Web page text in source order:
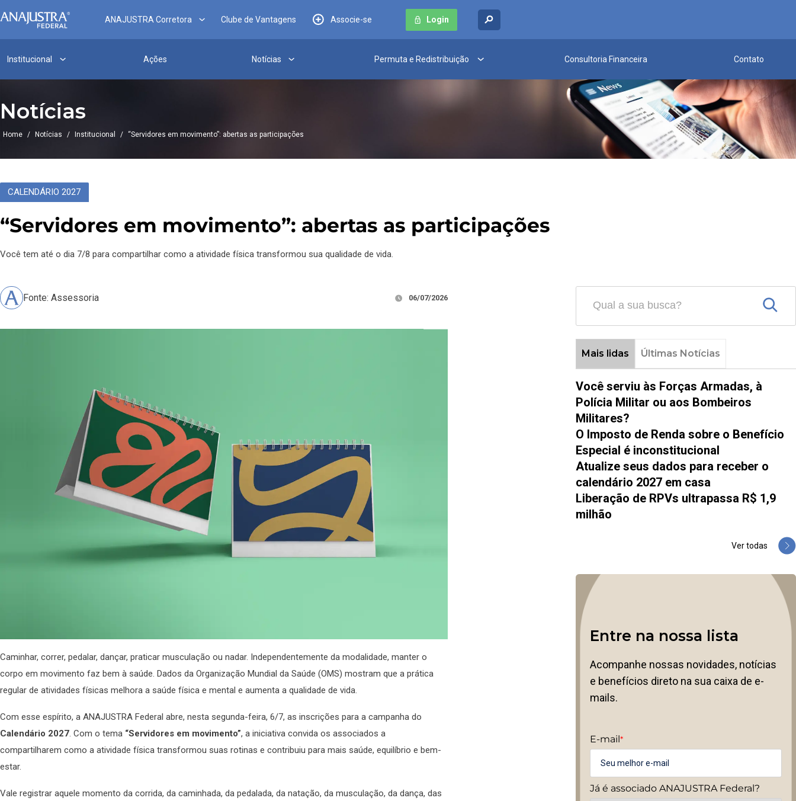
ANAJUSTRA Corretora Clube de Vantagens Associe-se Login
Institucional Ações Notícias Permuta e Redistribuição Consultoria Financeira Contato
Notícias
Home / Notícias / Institucional / “Servidores em movimento”: abertas as participações
CALENDÁRIO 2027
“Servidores em movimento”: abertas as participações
Você tem até o dia 7/8 para compartilhar como a atividade física transformou sua qualidade de vida.
Fonte: Assessoria 06/07/2026
Caminhar, correr, pedalar, dançar, praticar musculação ou nadar. Independentemente da modalidade, manter o
corpo em movimento faz bem à saúde. Dados da Organização Mundial da Saúde (OMS) mostram que a prática
regular de atividades físicas melhora a saúde física e mental e aumenta a qualidade de vida.
Com esse espírito, a ANAJUSTRA Federal abre, nesta segunda-feira, 6/7, as inscrições para a campanha do
Calendário 2027. Com o tema “Servidores em movimento”, a iniciativa convida os associados a
compartilharem como a atividade física transformou suas rotinas e contribuiu para mais saúde, equilíbrio e bem-
estar.
Vale registrar aquele momento da corrida, da caminhada, da pedalada, da natação, da musculação, da dança, das
Mais lidas Últimas Notícias
Você serviu às Forças Armadas, à
Polícia Militar ou aos Bombeiros
Militares?
O Imposto de Renda sobre o Benefício
Especial é inconstitucional
Atualize seus dados para receber o
calendário 2027 em casa
Liberação de RPVs ultrapassa R$ 1,9
milhão
Ver todas
Entre na nossa lista
Acompanhe nossas novidades, notícias
e benefícios direto na sua caixa de e-
mails.
E-mail*
Já é associado ANAJUSTRA Federal?